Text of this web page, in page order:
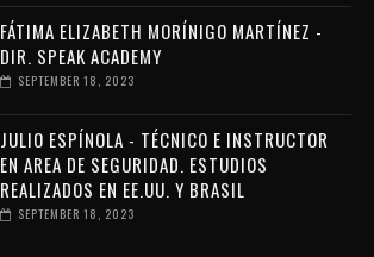
FÁTIMA ELIZABETH MORÍNIGO MARTÍNEZ -
DIR. SPEAK ACADEMY
SEPTEMBER 18, 2023
JULIO ESPÍNOLA - TÉCNICO E INSTRUCTOR
EN AREA DE SEGURIDAD. ESTUDIOS
REALIZADOS EN EE.UU. Y BRASIL
SEPTEMBER 18, 2023